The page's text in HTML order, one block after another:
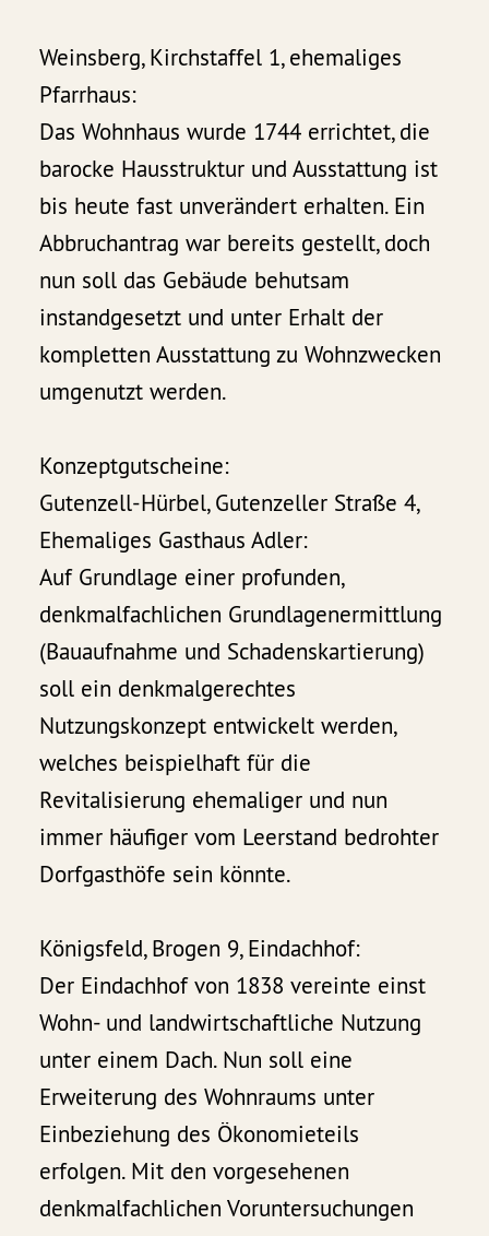
Weinsberg, Kirchstaffel 1, ehemaliges
Pfarrhaus:
Das Wohnhaus wurde 1744 errichtet, die
barocke Hausstruktur und Ausstattung ist
bis heute fast unverändert erhalten. Ein
Abbruchantrag war bereits gestellt, doch
nun soll das Gebäude behutsam
instandgesetzt und unter Erhalt der
kompletten Ausstattung zu Wohnzwecken
umgenutzt werden.
Konzeptgutscheine:
Gutenzell-Hürbel, Gutenzeller Straße 4,
Ehemaliges Gasthaus Adler:
Auf Grundlage einer profunden,
denkmalfachlichen Grundlagenermittlung
(Bauaufnahme und Schadenskartierung)
soll ein denkmalgerechtes
Nutzungskonzept entwickelt werden,
welches beispielhaft für die
Revitalisierung ehemaliger und nun
immer häufiger vom Leerstand bedrohter
Dorfgasthöfe sein könnte.
Königsfeld, Brogen 9, Eindachhof:
Der Eindachhof von 1838 vereinte einst
Wohn- und landwirtschaftliche Nutzung
unter einem Dach. Nun soll eine
Erweiterung des Wohnraums unter
Einbeziehung des Ökonomieteils
erfolgen. Mit den vorgesehenen
denkmalfachlichen Voruntersuchungen